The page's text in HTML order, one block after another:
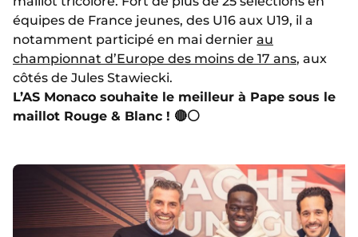
équipes de France jeunes, des U16 aux U19, il a
notamment participé en mai dernier au
championnat d’Europe des moins de 17 ans, aux
côtés de Jules Stawiecki.
L’AS Monaco souhaite le meilleur à Pape sous le
maillot Rouge & Blanc ! 🔴⚪